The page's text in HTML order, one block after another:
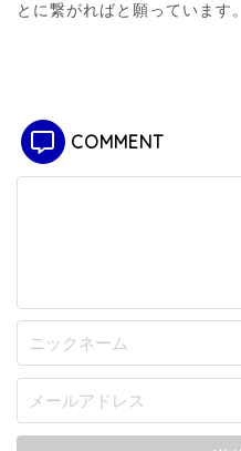
とに繋がればと願っています。
COMMENT